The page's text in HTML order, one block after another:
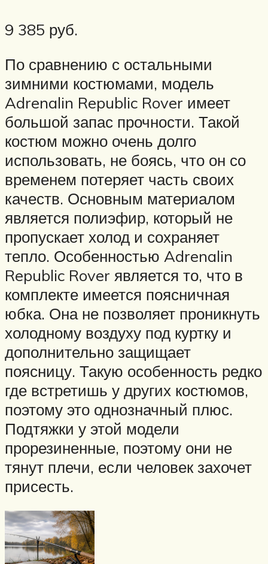
9 385 руб.
По сравнению с остальными
зимними костюмами, модель
Adrenalin Republic Rover имеет
большой запас прочности. Такой
костюм можно очень долго
использовать, не боясь, что он со
временем потеряет часть своих
качеств. Основным материалом
является полиэфир, который не
пропускает холод и сохраняет
тепло. Особенностью Adrenalin
Republic Rover является то, что в
комплекте имеется поясничная
юбка. Она не позволяет проникнуть
холодному воздуху под куртку и
дополнительно защищает
поясницу. Такую особенность редко
где встретишь у других костюмов,
поэтому это однозначный плюс.
Подтяжки у этой модели
прорезиненные, поэтому они не
тянут плечи, если человек захочет
присесть.